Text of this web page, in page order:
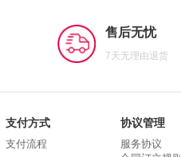
售后无忧
7天无理由退货
支付方式
支付流程
协议管理
服务协议